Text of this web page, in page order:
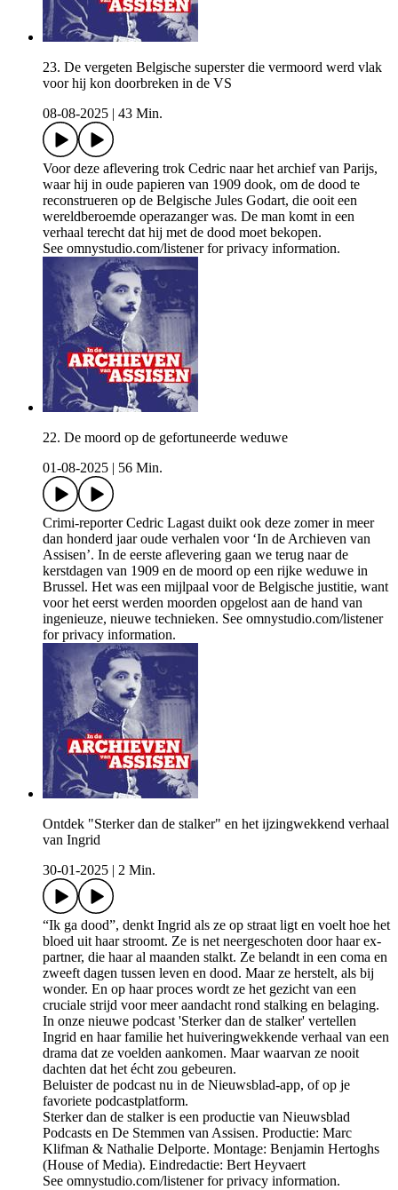
23. De vergeten Belgische superster die vermoord werd vlak
voor hij kon doorbreken in de VS
08-08-2025
43 Min.
Voor deze aflevering trok Cedric naar het archief van Parijs,
waar hij in oude papieren van 1909 dook, om de dood te
reconstrueren op de Belgische Jules Godart, die ooit een
wereldberoemde operazanger was. De man komt in een
verhaal terecht dat hij met de dood moet bekopen.
See omnystudio.com/listener for privacy information.
22. De moord op de gefortuneerde weduwe
01-08-2025
56 Min.
Crimi-reporter Cedric Lagast duikt ook deze zomer in meer
dan honderd jaar oude verhalen voor ‘In de Archieven van
Assisen’. In de eerste aflevering gaan we terug naar de
kerstdagen van 1909 en de moord op een rijke weduwe in
Brussel. Het was een mijlpaal voor de Belgische justitie, want
voor het eerst werden moorden opgelost aan de hand van
ingenieuze, nieuwe technieken. See omnystudio.com/listener
for privacy information.
Ontdek "Sterker dan de stalker" en het ijzingwekkend verhaal
van Ingrid
30-01-2025
2 Min.
“Ik ga dood”, denkt Ingrid als ze op straat ligt en voelt hoe het
bloed uit haar stroomt. Ze is net neergeschoten door haar ex-
partner, die haar al maanden stalkt. Ze belandt in een coma en
zweeft dagen tussen leven en dood. Maar ze herstelt, als bij
wonder. En op haar proces wordt ze het gezicht van een
cruciale strijd voor meer aandacht rond stalking en belaging.
In onze nieuwe podcast 'Sterker dan de stalker' vertellen
Ingrid en haar familie het huiveringwekkende verhaal van een
drama dat ze voelden aankomen. Maar waarvan ze nooit
dachten dat het écht zou gebeuren.
Beluister de podcast nu in de Nieuwsblad-app, of op je
favoriete podcastplatform.
Sterker dan de stalker is een productie van Nieuwsblad
Podcasts en De Stemmen van Assisen. Productie: Marc
Klifman & Nathalie Delporte. Montage: Benjamin Hertoghs
(House of Media). Eindredactie: Bert Heyvaert
See omnystudio.com/listener for privacy information.